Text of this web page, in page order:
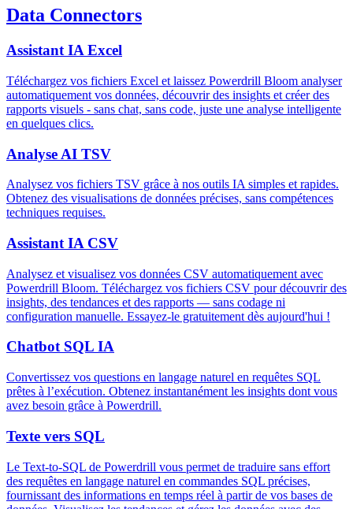
Data Connectors
Assistant IA Excel
Téléchargez vos fichiers Excel et laissez Powerdrill Bloom analyser
automatiquement vos données, découvrir des insights et créer des
rapports visuels - sans chat, sans code, juste une analyse intelligente
en quelques clics.
Analyse AI TSV
Analysez vos fichiers TSV grâce à nos outils IA simples et rapides.
Obtenez des visualisations de données précises, sans compétences
techniques requises.
Assistant IA CSV
Analysez et visualisez vos données CSV automatiquement avec
Powerdrill Bloom. Téléchargez vos fichiers CSV pour découvrir des
insights, des tendances et des rapports — sans codage ni
configuration manuelle. Essayez-le gratuitement dès aujourd'hui !
Chatbot SQL IA
Convertissez vos questions en langage naturel en requêtes SQL
prêtes à l’exécution. Obtenez instantanément les insights dont vous
avez besoin grâce à Powerdrill.
Texte vers SQL
Le Text-to-SQL de Powerdrill vous permet de traduire sans effort
des requêtes en langage naturel en commandes SQL précises,
fournissant des informations en temps réel à partir de vos bases de